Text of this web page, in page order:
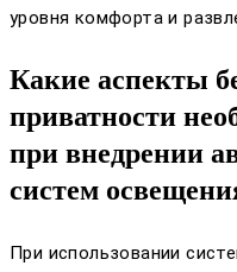
уровня комфорта и
Какие аспекты
приватности
при внедрении
систем
При использовании